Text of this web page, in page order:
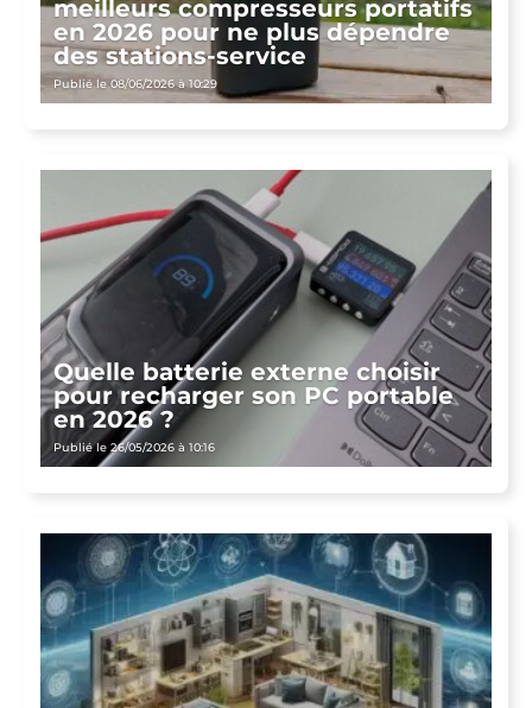
meilleurs compresseurs portatifs
en 2026 pour ne plus dépendre
des stations-service
Publié le 08/06/2026 à 10:29
Quelle batterie externe choisir
pour recharger son PC portable
en 2026 ?
Publié le 26/05/2026 à 10:16